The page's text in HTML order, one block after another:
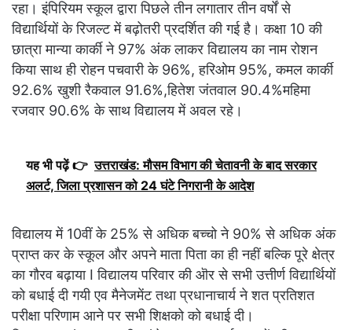
रहा। इंपिरियम स्कूल द्वारा पिछले तीन लगातार तीन वर्षों से
विद्यार्थियों के रिजल्ट में बढ़ोतरी प्रदर्शित की गई है। कक्षा 10 की
छात्रा मान्या कार्की ने 97% अंक लाकर विद्यालय का नाम रोशन
किया साथ ही रोहन पचवारी के 96%, हरिओम 95%, कमल कार्की
92.6% खुशी रैकवाल 91.6%,हितेश जंतवाल 90.4%महिमा
रजवार 90.6% के साथ विद्यालय में अवल रहे।
यह भी पढ़ें 👉 उत्तराखंड: मौसम विभाग की चेतावनी के बाद सरकार
अलर्ट, जिला प्रशासन को 24 घंटे निगरानी के आदेश
विद्यालय में 10वीं के 25% से अधिक बच्चो ने 90% से अधिक अंक
प्राप्त कर के स्कूल और अपने माता पिता का ही नहीं बल्कि पूरे क्षेत्र
का गौरव बढ़ाया I विद्यालय परिवार की ऒर से सभी उत्तीर्ण विद्यार्थियों
को बधाई दी गयी एव मैनेजमेंट तथा प्रधानाचार्य ने शत प्रतिशत
परीक्षा परिणाम आने पर सभी शिक्षको को बधाई दी।